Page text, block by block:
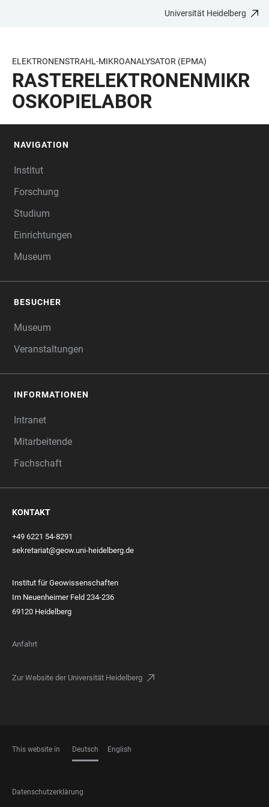
BARRIEREFREIHEIT
Universität Heidelberg
ELEKTRONENSTRAHL-MIKROANALYSATOR (EPMA)
RASTERELEKTRONENMIKR
OSKOPIELABOR
NAVIGATION
Institut
Forschung
Studium
Einrichtungen
Museum
BESUCHER
Museum
Veranstaltungen
INFORMATIONEN
Intranet
Mitarbeitende
Fachschaft
KONTAKT
+49 6221 54-8291
sekretariat@geow.uni-heidelberg.de
Institut für Geowissenschaften
Im Neuenheimer Feld 234-236
69120 Heidelberg
Anfahrt
Zur Website der Universität Heidelberg
This website in Deutsch English
FOOTER
Datenschutzerklärung